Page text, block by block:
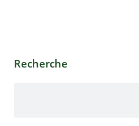
Recherche